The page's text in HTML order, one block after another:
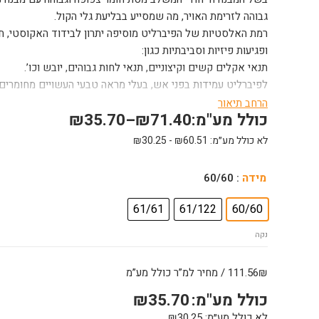
גבוהה לזרימת האויר, מה שמסייע בבליעת גלי הקול.
רמת האלסטיות של הפיברליט מוסיפה יתרון לבידוד האקוסטי,
ופגיעות פיזיות וסביבתיות כגון:
תנאי אקלים קשים וקיצוניים, תנאי לחות גבוהים, יובש וכו’.
לפיברליט עמידות בפני אש, בעלי מראה טבעי העשויים
וקלה.
האריחים עמידים לתנאי חוץ כאשר החומר מקורה כנגד גשמים.
על פי הזמנה מראש ניתן להזמין את האריחים צבועים בכל צבע
לשימוש פנימי: אולמות בידור, אולפני הקלטה, מוסדות, בתי
חדרי מלונות ואולמות ספורט.
לשימוש חיצוני: מנהרות, גשרים, רמפות, קירות אקוסטיים ועוד.
התקנה
ניתן ליישם את האריחים ישירות על התשתית בעזרת ברגים.
אותם על קונסטרוקציה המקשרת בין האריחים לתשתית, וכך
את הבליעה האקוסטית, במרווח הנוצר בין הלוח והתשתית
הרחב תיאור
₪35.70–₪71.40כולל מע"מ:
לא כולל מע״מ: ₪60.51
-
₪30.25
מידה : 60/60
60/60
61/122
61/61
נקה
111.56₪ / מחיר למ”ר כולל מע”מ
₪35.70כולל מע"מ:
כמות
תקרת
שבבי
עץ
מונח
ללא
פאזה